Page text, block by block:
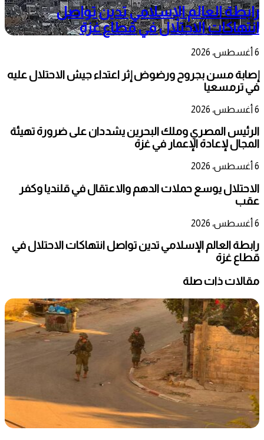
رابطة العالم الإسلامي تدين تواصل
انتهاكات الاحتلال في قطاع غزة
6 أغسطس، 2026
إصابة مسن بجروح ورضوض إثر اعتداء جيش الاحتلال عليه
في ترمسعيا
6 أغسطس، 2026
الرئيس المصري وملك البحرين يشددان على ضرورة تهيئة
المجال لإعادة الإعمار في غزة
6 أغسطس، 2026
الاحتلال يوسع حملات الدهم والاعتقال في قلنديا وكفر
عقب
6 أغسطس، 2026
رابطة العالم الإسلامي تدين تواصل انتهاكات الاحتلال في
قطاع غزة
مقالات ذات صلة